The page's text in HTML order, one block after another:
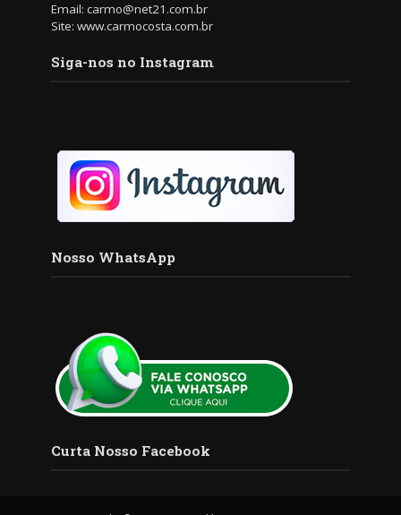
Email: carmo@net21.com.br
Site: www.carmocosta.com.br
Siga-nos no Instagram
Nosso WhatsApp
Curta Nosso Facebook